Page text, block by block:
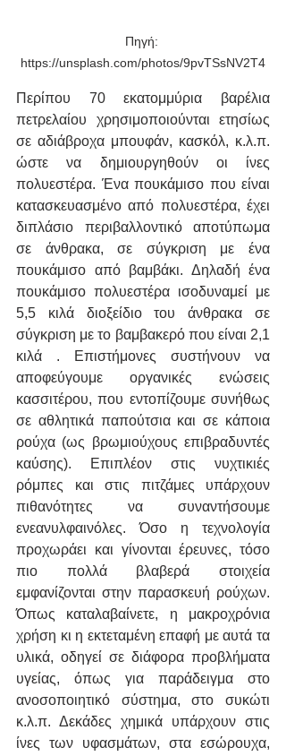
Πηγή:
https://unsplash.com/photos/9pvTSsNV2T4
Περίπου 70 εκατομμύρια βαρέλια
πετρελαίου χρησιμοποιούνται ετησίως
σε αδιάβροχα μπουφάν, κασκόλ, κ.λ.π.
ώστε να δημιουργηθούν οι ίνες
πολυεστέρα. Ένα πουκάμισο που είναι
κατασκευασμένο από πολυεστέρα, έχει
διπλάσιο περιβαλλοντικό αποτύπωμα
σε άνθρακα, σε σύγκριση με ένα
πουκάμισο από βαμβάκι. Δηλαδή ένα
πουκάμισο πολυεστέρα ισοδυναμεί με
5,5 κιλά διοξείδιο του άνθρακα σε
σύγκριση με το βαμβακερό που είναι 2,1
κιλά . Επιστήμονες συστήνουν να
αποφεύγουμε οργανικές ενώσεις
κασσιτέρου, που εντοπίζουμε συνήθως
σε αθλητικά παπούτσια και σε κάποια
ρούχα (ως βρωμιούχους επιβραδυντές
καύσης). Επιπλέον στις νυχτικιές
ρόμπες και στις πιτζάμες υπάρχουν
πιθανότητες να συναντήσουμε
ενεανυλφαινόλες. Όσο η τεχνολογία
προχωράει και γίνονται έρευνες, τόσο
πιο πολλά βλαβερά στοιχεία
εμφανίζονται στην παρασκευή ρούχων.
Όπως καταλαβαίνετε, η μακροχρόνια
χρήση κι η εκτεταμένη επαφή με αυτά τα
υλικά, οδηγεί σε διάφορα προβλήματα
υγείας, όπως για παράδειγμα στο
ανοσοποιητικό σύστημα, στο συκώτι
κ.λ.π. Δεκάδες χημικά υπάρχουν στις
ίνες των υφασμάτων, στα εσώρουχα,